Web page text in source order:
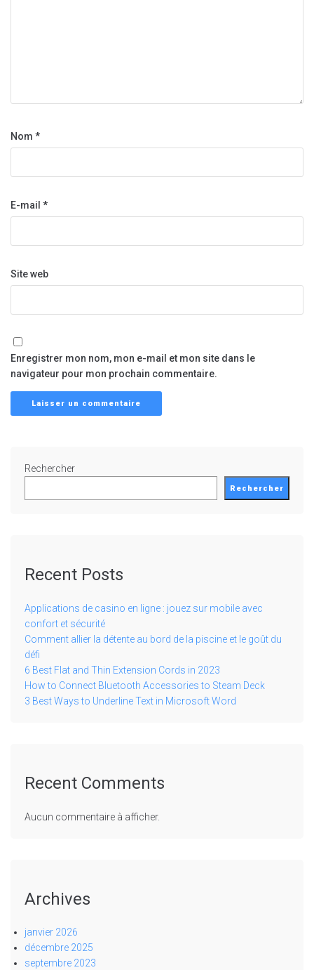
Nom *
E-mail *
Site web
Enregistrer mon nom, mon e-mail et mon site dans le
navigateur pour mon prochain commentaire.
Rechercher
Rechercher
Recent Posts
Applications de casino en ligne : jouez sur mobile avec
confort et sécurité
Comment allier la détente au bord de la piscine et le goût du
défi
6 Best Flat and Thin Extension Cords in 2023
How to Connect Bluetooth Accessories to Steam Deck
3 Best Ways to Underline Text in Microsoft Word
Recent Comments
Aucun commentaire à afficher.
Archives
janvier 2026
décembre 2025
septembre 2023